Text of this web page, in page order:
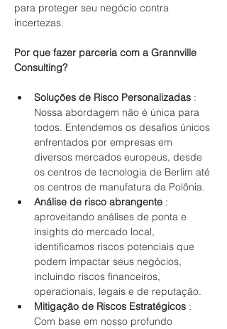
para proteger seu negócio contra
incertezas.
Por que fazer parceria com a Grannville
Consulting?
Soluções de Risco Personalizadas :
Nossa abordagem não é única para
todos. Entendemos os desafios únicos
enfrentados por empresas em
diversos mercados europeus, desde
os centros de tecnologia de Berlim até
os centros de manufatura da Polônia.
Análise de risco abrangente :
aproveitando análises de ponta e
insights do mercado local,
identificamos riscos potenciais que
podem impactar seus negócios,
incluindo riscos financeiros,
operacionais, legais e de reputação.
Mitigação de Riscos Estratégicos :
Com base em nosso profundo